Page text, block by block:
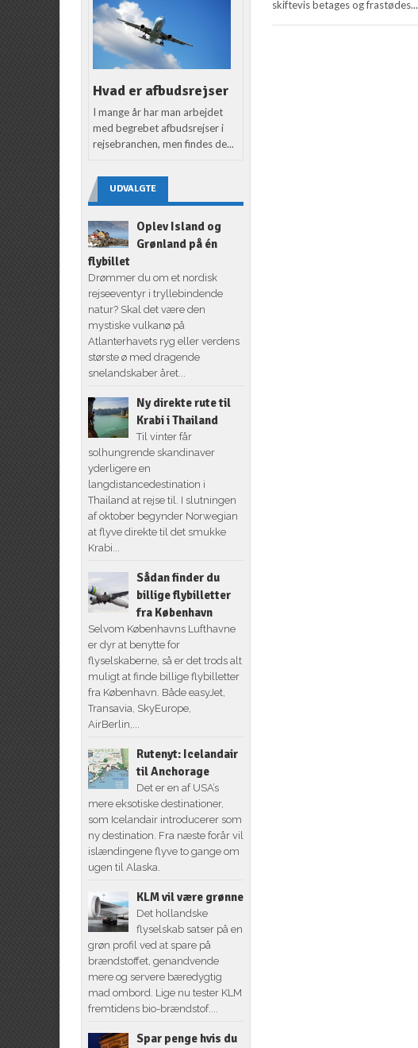
skiftevis betages og frastødes...
Hvad er afbudsrejser
I mange år har man arbejdet
med begrebet afbudsrejser i
rejsebranchen, men findes de...
UDVALGTE
Oplev Island og
Grønland på én
flybillet
Drømmer du om et nordisk
rejseeventyr i tryllebindende
natur? Skal det være den
mystiske vulkanø på
Atlanterhavets ryg eller verdens
største ø med dragende
snelandskaber året...
Ny direkte rute til
Krabi i Thailand
Til vinter får
solhungrende skandinaver
yderligere en
langdistancedestination i
Thailand at rejse til. I slutningen
af oktober begynder Norwegian
at flyve direkte til det smukke
Krabi...
Sådan finder du
billige flybilletter
fra København
Selvom Københavns Lufthavne
er dyr at benytte for
flyselskaberne, så er det trods alt
muligt at finde billige flybilletter
fra København. Både easyJet,
Transavia, SkyEurope,
AirBerlin,...
Rutenyt: Icelandair
til Anchorage
Det er en af USA’s
mere eksotiske destinationer,
som Icelandair introducerer som
ny destination. Fra næste forår vil
islændingene flyve to gange om
ugen til Alaska.
KLM vil være grønne
Det hollandske
flyselskab satser på en
grøn profil ved at spare på
brændstoffet, genandvende
mere og servere bæredygtig
mad ombord. Lige nu tester KLM
fremtidens bio-brændstof....
Spar penge hvis du